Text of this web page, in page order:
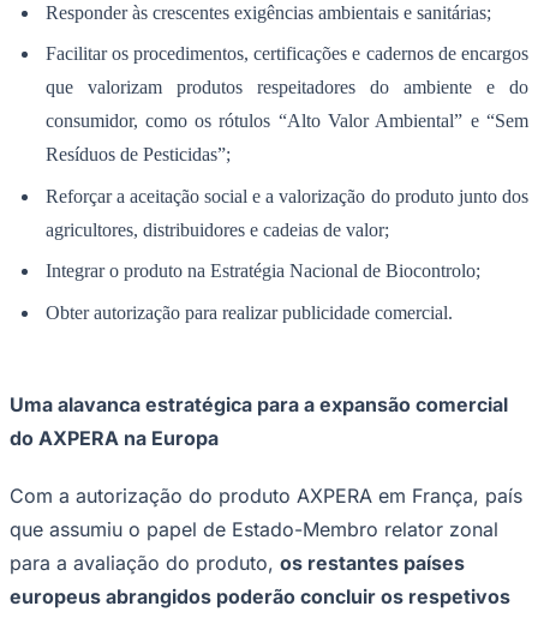
São Paulo
Responder às crescentes exigências ambientais e sanitárias;
Facilitar os procedimentos, certificações e cadernos de encargos
que valorizam produtos respeitadores do ambiente e do
consumidor, como os rótulos “Alto Valor Ambiental” e “Sem
Resíduos de Pesticidas”;
Reforçar a aceitação social e a valorização do produto junto dos
agricultores, distribuidores e cadeias de valor;
Integrar o produto na Estratégia Nacional de Biocontrolo;
Obter autorização para realizar publicidade comercial.
Uma alavanca estratégica para a expansão comercial
do AXPERA na Europa
Com a autorização do produto AXPERA em França, país
que assumiu o papel de Estado-Membro relator zonal
para a avaliação do produto, os restantes países
europeus abrangidos poderão concluir os respetivos